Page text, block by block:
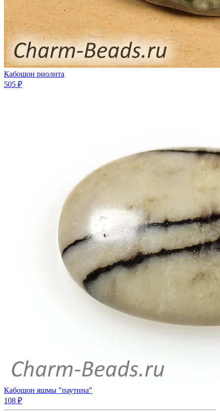
Кабошон риолита
505 ₽
Кабошон яшмы "паутина"
108 ₽